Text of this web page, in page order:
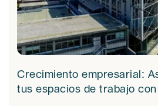
Crecimiento empresarial:
tus espacios de trabajo